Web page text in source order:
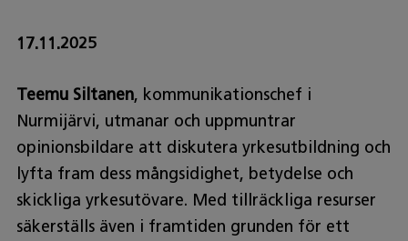
17.11.2025
Teemu Siltanen, kommunikationschef i
Nurmijärvi, utmanar och uppmuntrar
opinionsbildare att diskutera yrkesutbildning och
lyfta fram dess mångsidighet, betydelse och
skickliga yrkesutövare. Med tillräckliga resurser
säkerställs även i framtiden grunden för ett